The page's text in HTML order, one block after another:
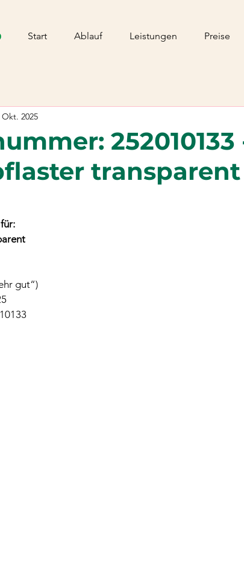
Start Ablauf Leistungen Preise
252010133
Okt. 2025
gut“)